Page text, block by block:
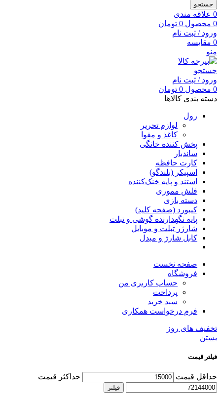
جستجو
0 علاقه مندی
0 محصول 0 تومان
ورود / ثبت نام
0 مقایسه
منو
جستجو
ورود / ثبت نام
0 محصول 0 تومان
دسته بندی کالاها
رول
لوازم تحریر
کاغذ و مقوا
پخش کننده خانگی
ساندبار
کارت حافظه
اسپیکر (بلندگو)
استند و پایه خنک‌کننده
فلش مموری
دسته بازی
کیبورد (صفحه کلید)
پایه نگهدارنده گوشی و تبلت
شارژر تبلت و موبایل
کابل شارژ و مبدل
صفحه نخست
فروشگاه
حساب کاربری من
پرداخت
سبد خرید
فرم درخواست همکاری
تخفیف های روز
بستن
فیلتر قیمت
حداقل قیمت حداکثر قیمت
فیلتر